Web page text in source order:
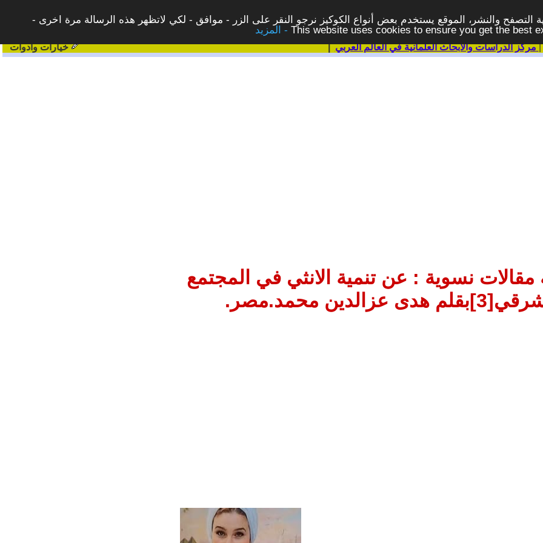
التصفح والنشر، الموقع يستخدم بعض أنواع الكوكيز نرجو النقر على الزر - موافق - لكي لاتظهر هذه الرسالة مرة اخرى -
This website uses cookies to ensure you get the best
|مركز الدراسات والابحاث العلمانية في العالم العربي | خيارات وادوات
نسوية : عن تنمية الانثي في المجتمع
هدى عزالدين محمد.مصر.